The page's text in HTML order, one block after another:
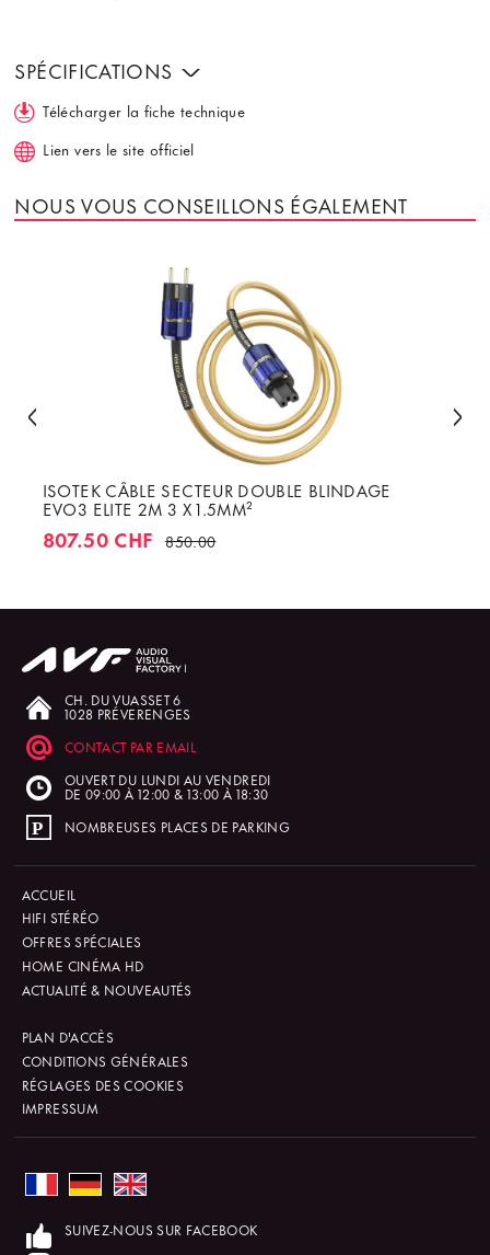
SPÉCIFICATIONS
Télécharger la fiche technique
Lien vers le site officiel
NOUS VOUS CONSEILLONS ÉGALEMENT
ISOTEK CÂBLE SECTEUR DOUBLE BLINDAGE
EVO3 ELITE 2M 3 X 1.5MM²
807.50 CHF 850.00
CH. DU VUASSET 6
1028 PRÉVERENGES
CONTACT PAR EMAIL
OUVERT DU LUNDI AU VENDREDI
DE 09:00 À 12:00 & 13:00 À 18:30
NOMBREUSES PLACES DE PARKING
ACCUEIL
HIFI STÉRÉO
OFFRES SPÉCIALES
HOME CINÉMA HD
ACTUALITÉ & NOUVEAUTÉS
PLAN D'ACCÈS
CONDITIONS GÉNÉRALES
RÉGLAGES DES COOKIES
IMPRESSUM
SUIVEZ-NOUS SUR FACEBOOK